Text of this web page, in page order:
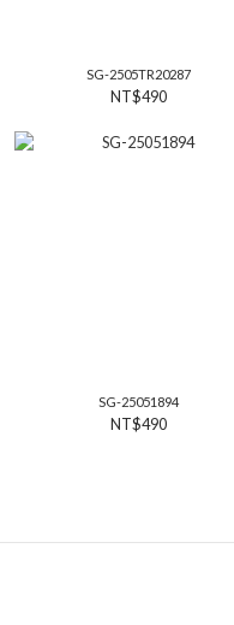
SG-2505TR20287
NT$490
SG-25051894
NT$490